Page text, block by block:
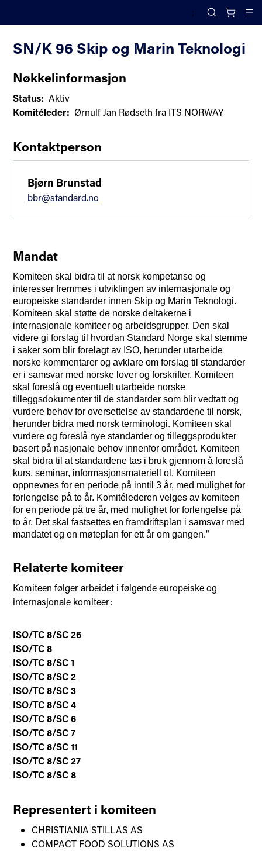
;
Search
SN/K 96 Skip og Marin Teknologi
Nøkkelinformasjon
Status: Aktiv
Komitéleder: Ørnulf Jan Rødseth fra ITS NORWAY
Kontaktperson
Bjørn Brunstad
bbr@standard.no
Mandat
Komiteen skal bidra til at norsk kompetanse og
interesser fremmes i utviklingen av internasjonale og
europeiske standarder innen Skip og Marin Teknologi.
Komiteen skal støtte de norske deltakerne i
internasjonale komiteer og arbeidsgrupper. Den skal
videre gi forslag til hvordan Standard Norge skal stemme
i saker som blir forelagt av ISO, herunder utarbeide
norske kommentarer og avklare om forslag til standarder
er i samsvar med norske lover og forskrifter. Komiteen
skal foreslå og eventuelt utarbeide norske
tilleggsdokumenter til de standarder som blir vedtatt og
vurdere behov for oversettelse av standardene til norsk,
herunder bidra med norsk terminologi. Komiteen skal
vurdere og foreslå nye standarder og tilleggsprodukter
basert på nasjonale behov innenfor området. Komiteen
skal bidra til at standardene tas i bruk gjennom å foreslå
kurs, seminar, informasjonsmateriell ol. Komiteen
oppnevnes for en periode på inntil 3 år, med mulighet for
forlengelse på to år. Komitélederen velges av komiteen
for en periode på tre år, med mulighet for forlengelse på
to år. Det skal fastsettes en framdriftsplan i samsvar med
mandatet og en møteplan for ett år om gangen.”
Relaterte komiteer
Komiteen følger arbeidet i følgende europeiske og
internasjonale komiteer:
ISO/TC 8/SC 26
ISO/TC 8
ISO/TC 8/SC 1
ISO/TC 8/SC 2
ISO/TC 8/SC 3
ISO/TC 8/SC 4
ISO/TC 8/SC 6
ISO/TC 8/SC 7
ISO/TC 8/SC 11
ISO/TC 8/SC 27
ISO/TC 8/SC 8
Representert i komiteen
CHRISTIANIA STILLAS AS
COMPACT FOOD SOLUTIONS AS